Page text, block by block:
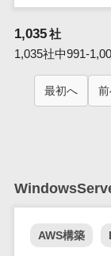
1,035社
1,035社中991-
最初へ
AWS構築